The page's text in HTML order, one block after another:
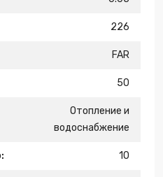
226
FAR
50
Отопление и
водоснабжение
10